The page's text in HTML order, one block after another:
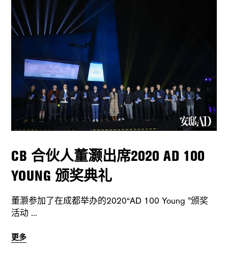
CB 合伙人董灏出席2020 AD 100
YOUNG 颁奖典礼
董灏参加了在成都举办的2020“AD 100 Young ”颁奖
活动
更多